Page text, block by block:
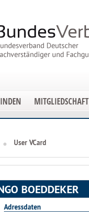
MITGLIEDSCHAFT
User VCard
BOEDDEKER
Adressdaten